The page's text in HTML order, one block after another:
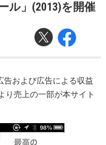
ル」(2013)を開催
および広告による収益
り売上の一部が本サイト